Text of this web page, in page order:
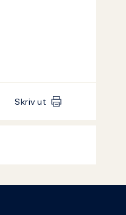
Skriv ut